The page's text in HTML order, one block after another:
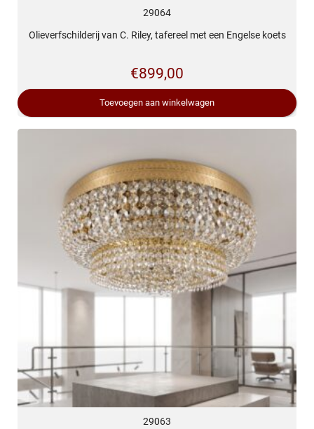
29064
Olieverfschilderij van C. Riley, tafereel met een Engelse koets
€899,00
Toevoegen aan winkelwagen
29063